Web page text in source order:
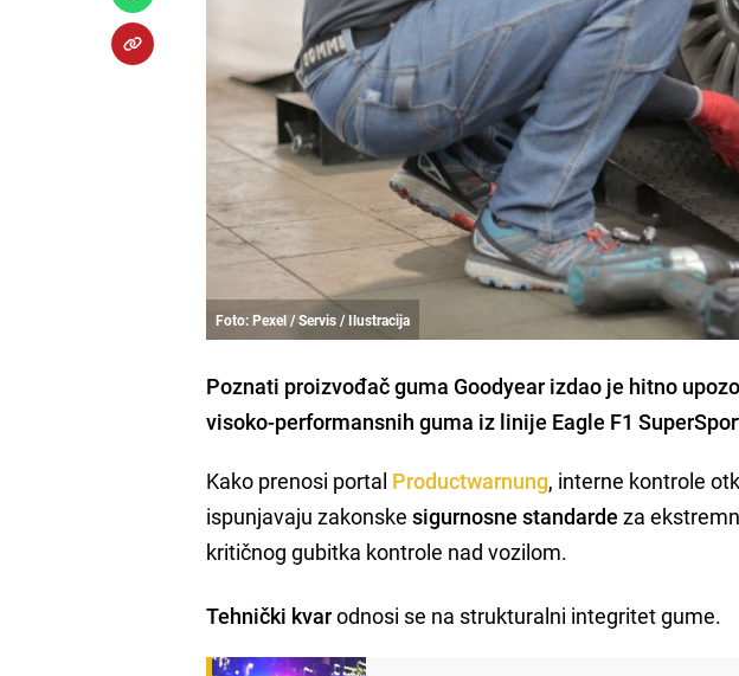
Foto: Pexel / Servis / Ilustracija
Poznati proizvođač guma Goodyear izdao je hitno
visoko-performansnih guma iz linije Eagle F1
Kako prenosi portal Productwarnung, interne kontrole
ispunjavaju zakonskesigurnosne standarde za
kritičnog gubitka kontrole nad vozilom.
Tehnički kvarodnosi se na strukturalni integritet gume.